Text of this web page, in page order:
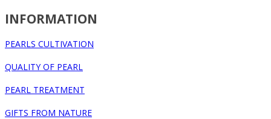
INFORMATION
PEARLS CULTIVATION
QUALITY OF PEARL
PEARL TREATMENT
GIFTS FROM NATURE